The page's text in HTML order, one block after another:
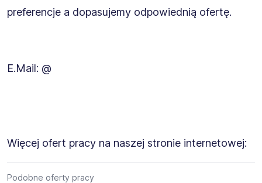
preferencje a dopasujemy odpowiednią ofertę.
E.Mail: @
Więcej ofert pracy na naszej stronie internetowej:
Podobne oferty pracy